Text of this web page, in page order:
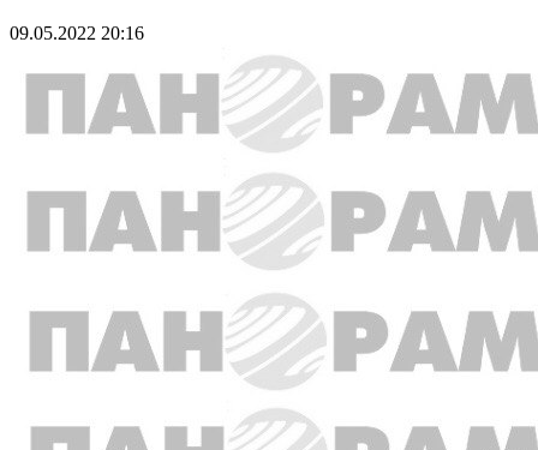
09.05.2022 20:16